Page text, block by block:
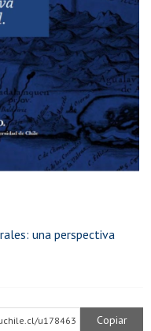
una perspectiva
u178463 Copiar